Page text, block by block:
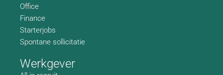
Office
Finance
Starterjobs
Spontane sollicitatie
Werkgever